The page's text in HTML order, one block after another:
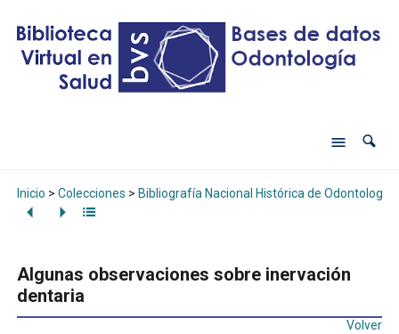
Inicio > Colecciones > Bibliografía Nacional Histórica de Odontología
Algunas observaciones sobre inervación
dentaria
Volver